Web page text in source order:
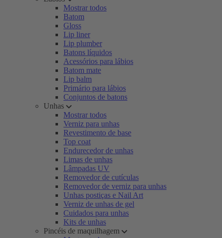
Mostrar todos
Batom
Gloss
Lip liner
Lip plumber
Batons líquidos
Acessórios para lábios
Batom mate
Lip balm
Primário para lábios
Conjuntos de batons
Unhas
Mostrar todos
Verniz para unhas
Revestimento de base
Top coat
Endurecedor de unhas
Limas de unhas
Lâmpadas UV
Removedor de cutículas
Removedor de verniz para unhas
Unhas postiças e Nail Art
Verniz de unhas de gel
Cuidados para unhas
Kits de unhas
Pincéis de maquilhagem